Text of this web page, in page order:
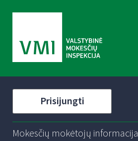
Prisijungti
Mokesčių mokėtojų informacija